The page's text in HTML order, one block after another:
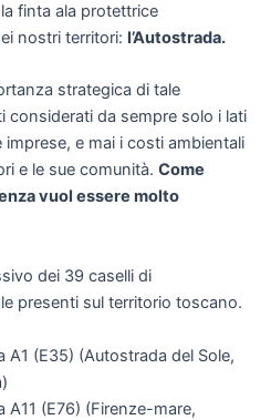
finta ala protettrice
nostri territori: l’Autostrada.
strategica di tale
considerati da sempre solo i lati
e mai i costi ambientali
e le sue comunità. Come
vuol essere molto
dei 39 caselli di
presenti sul territorio toscano.
A1 (E35) (Autostrada del Sole,
A11 (E76) (Firenze-mare,